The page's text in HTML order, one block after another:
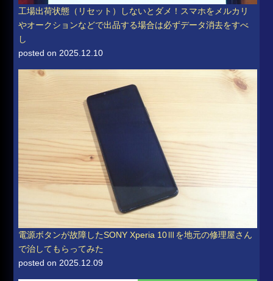
工場出荷状態（リセット）しないとダメ！スマホをメルカリ
やオークションなどで出品する場合は必ずデータ消去をすべ
し
posted on 2025.12.10
電源ボタンが故障したSONY Xperia 10Ⅲを地元の修理屋さん
で治してもらってみた
posted on 2025.12.09